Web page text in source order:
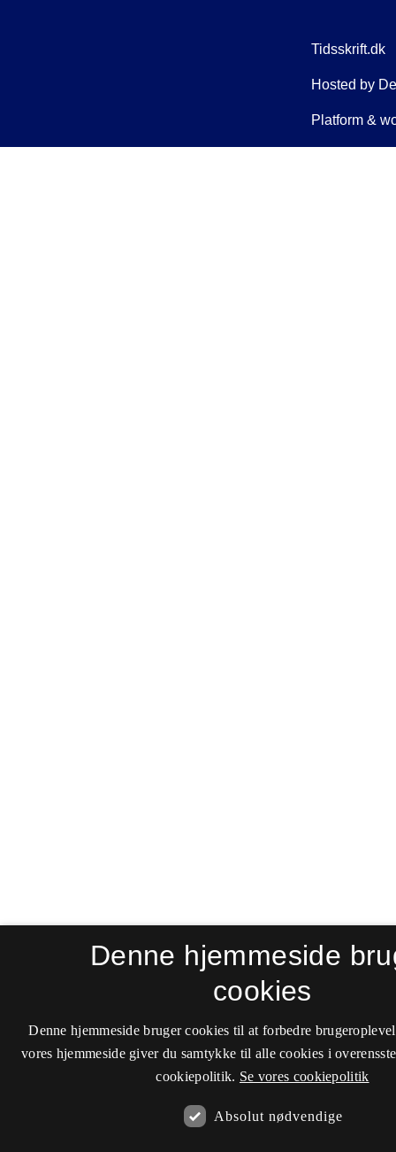
Denne hjemmeside
cookies
Denne hjemmeside bruger cookies til at forbedre
vores hjemmeside giver du samtykke til alle cookies i
cookiepolitik. Se vores cookiepolitik
Absolut nødvendige